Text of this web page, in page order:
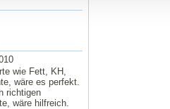
wie Fett, KH,
wäre es perfekt.
richtigen
wäre hilfreich.